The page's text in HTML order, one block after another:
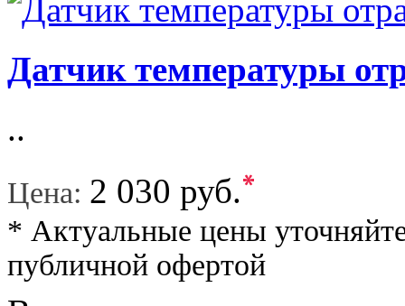
Датчик температуры
..
Цена: 2 030 руб.*
* Актуальные цены
публичной офертой